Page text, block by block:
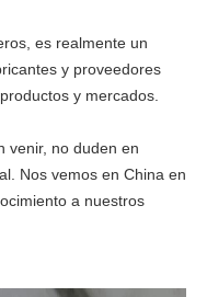
es realmente un
y proveedores
y mercados.
venir, no duden en
Nos vemos en China en
a nuestros